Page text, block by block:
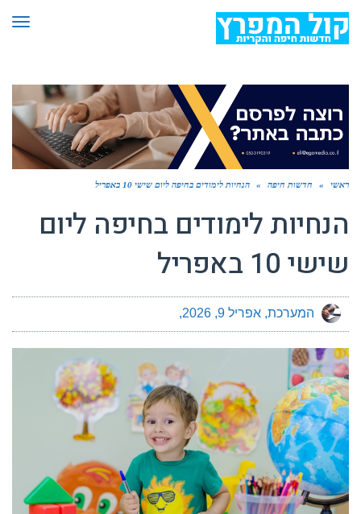
ראשי » חדשות חיפה » הנחיות לימודים בחיפה ליום שישי 10 באפריל
הנחיות לימודים בחיפה ליום
שישי 10 באפריל
המערכת אפריל 9, 2026